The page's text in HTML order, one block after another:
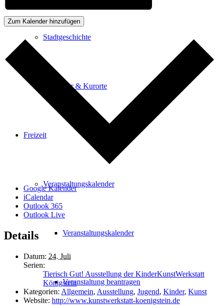
Stadtgeschichte
Heilbäder & Kurorte
Freizeit
Veranstaltungskalender
Veranstaltungskalender
Veranstaltung beantragen
Zum Kalender hinzufügen
Google Kalender
iCalendar
Outlook 365
Outlook Live
Details
Datum: 24. Juli
Serien:
Tierisch Gut! Ausstellung der KinderKunstWerkstatt
Königstein
Kategorien: Allgemein, Ausstellung, Jugend, Kinder, Kunst
Website: http://www.kunstwerkstatt-koenigstein.de